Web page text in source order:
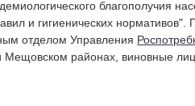
благополучия
и гигиенических
отделом Управления
районах, виновные